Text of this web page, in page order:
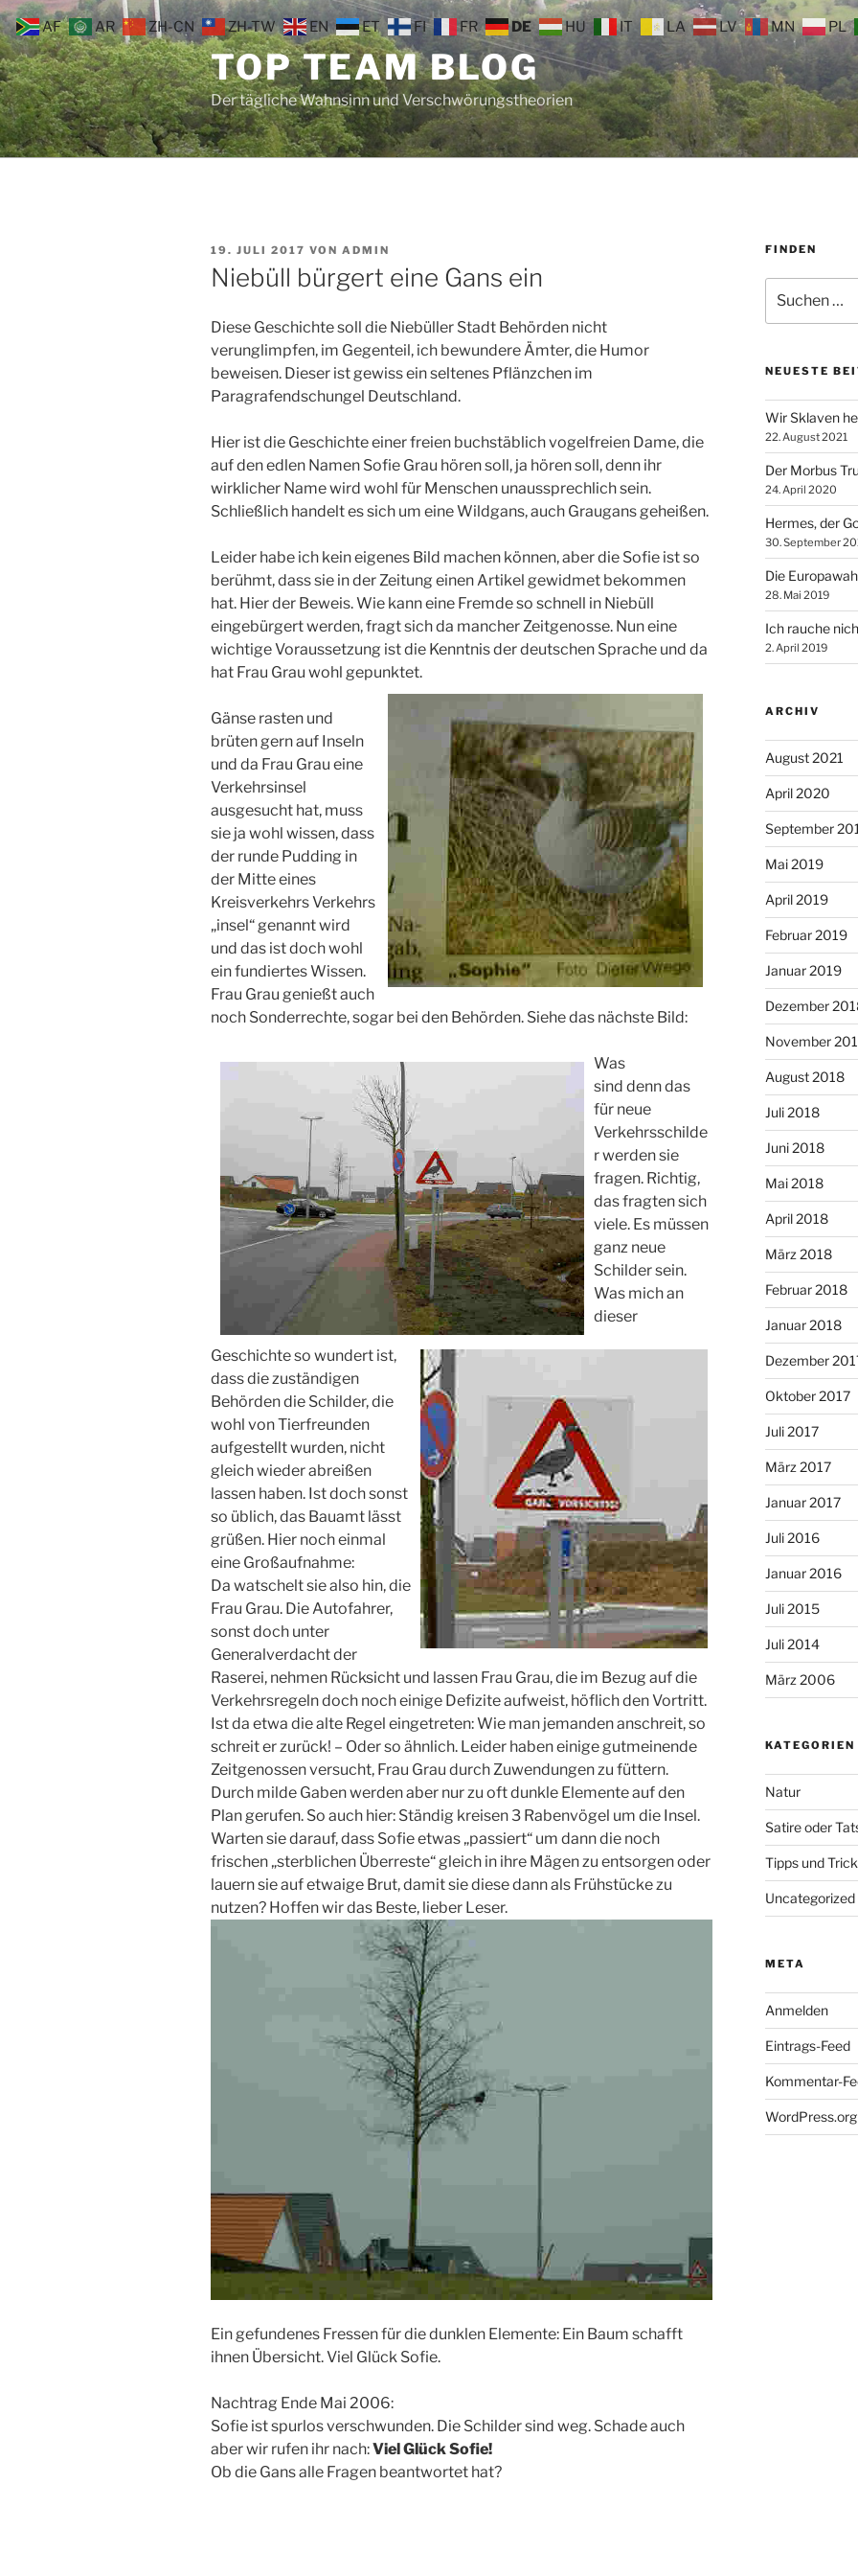
Zum
Inhalt
springen
TOP TEAM BLOG
Der tägliche Wahnsinn und Verschwörungstheorien
VERÖFFENTLICHT
AM
19. JULI 2017 VON ADMIN
Niebüll bürgert eine Gans ein
Diese Geschichte soll die Niebüller Stadt Behörden nicht
verunglimpfen, im Gegenteil, ich bewundere Ämter, die Humor
beweisen. Dieser ist gewiss ein seltenes Pflänzchen im
Paragrafendschungel Deutschland.
Hier ist die Geschichte einer freien buchstäblich vogelfreien Dame, die
auf den edlen Namen Sofie Grau hören soll, ja hören soll, denn ihr
wirklicher Name wird wohl für Menschen unaussprechlich sein.
Schließlich handelt es sich um eine Wildgans, auch Graugans geheißen.
Leider habe ich kein eigenes Bild machen können, aber die Sofie ist so
berühmt, dass sie in der Zeitung einen Artikel gewidmet bekommen
hat. Hier der Beweis. Wie kann eine Fremde so schnell in Niebüll
eingebürgert werden, fragt sich da mancher Zeitgenosse. Nun eine
wichtige Voraussetzung ist die Kenntnis der deutschen Sprache und da
hat Frau Grau wohl gepunktet.
Gänse rasten und
brüten gern auf Inseln
und da Frau Grau eine
Verkehrsinsel
ausgesucht hat, muss
sie ja wohl wissen, dass
der runde Pudding in
der Mitte eines
Kreisverkehrs Verkehrs
„insel“ genannt wird
und das ist doch wohl
ein fundiertes Wissen.
Frau Grau genießt auch
noch Sonderrechte, sogar bei den Behörden. Siehe das nächste Bild:
Was
sind denn das
für neue
Verkehrsschilde
r werden sie
fragen. Richtig,
das fragten sich
viele. Es müssen
ganz neue
Schilder sein.
Was mich an
dieser
Geschichte so wundert ist,
dass die zuständigen
Behörden die Schilder, die
wohl von Tierfreunden
aufgestellt wurden, nicht
gleich wieder abreißen
lassen haben. Ist doch sonst
so üblich, das Bauamt lässt
grüßen. Hier noch einmal
eine Großaufnahme:
Da watschelt sie also hin, die
Frau Grau. Die Autofahrer,
sonst doch unter
Generalverdacht der
Raserei, nehmen Rücksicht und lassen Frau Grau, die im Bezug auf die
Verkehrsregeln doch noch einige Defizite aufweist, höflich den Vortritt.
Ist da etwa die alte Regel eingetreten: Wie man jemanden anschreit, so
schreit er zurück! – Oder so ähnlich. Leider haben einige gutmeinende
Zeitgenossen versucht, Frau Grau durch Zuwendungen zu füttern.
Durch milde Gaben werden aber nur zu oft dunkle Elemente auf den
Plan gerufen. So auch hier: Ständig kreisen 3 Rabenvögel um die Insel.
Warten sie darauf, dass Sofie etwas „passiert“ um dann die noch
frischen „sterblichen Überreste“ gleich in ihre Mägen zu entsorgen oder
lauern sie auf etwaige Brut, damit sie diese dann als Frühstücke zu
nutzen? Hoffen wir das Beste, lieber Leser.
Ein gefundenes Fressen für die dunklen Elemente: Ein Baum schafft
ihnen Übersicht. Viel Glück Sofie.
Nachtrag Ende Mai 2006:
Sofie ist spurlos verschwunden. Die Schilder sind weg. Schade auch
aber wir rufen ihr nach:Viel Glück Sofie!
Ob die Gans alle Fragen beantwortet hat?
FINDEN
nach:
NEUESTE
Wir Sklaven
22. August 2021
Der Morbus
24. April 2020
Hermes, der
30. September
Die
28. Mai 2019
Ich rauche
2. April 2019
ARCHIV
August 2021
April 2020
September
Mai 2019
April 2019
Februar 2019
Januar 2019
Dezember
November
August 2018
Juli 2018
Juni 2018
Mai 2018
April 2018
März 2018
Februar 2018
Januar 2018
Dezember
Oktober 2017
Juli 2017
März 2017
Januar 2017
Juli 2016
Januar 2016
Juli 2015
Juli 2014
März 2006
KATEGORIEN
Natur
Satire oder
Tipps und
Uncategorized
META
Anmelden
Eintrags-Feed
Kommentar-
WordPress.org
AF AR ZH-CN ZH-TW EN ET FI FR DE HU IT LA LV MN PL